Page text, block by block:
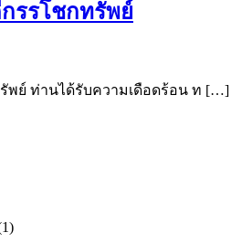
รรโชกทรัพย์
พย์ ท่านได้รับความเดือดร้อน ท […]